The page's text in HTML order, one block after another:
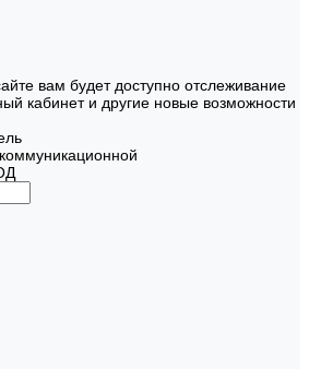
вам будет доступно отслеживание
кабинет и другие новые возможности